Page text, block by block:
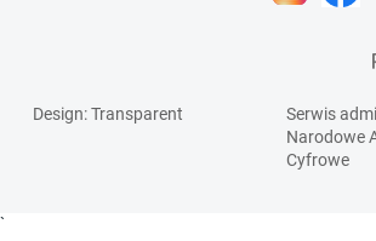
Design: Transparent
Serwis
Narodowe
Cyfrowe
`